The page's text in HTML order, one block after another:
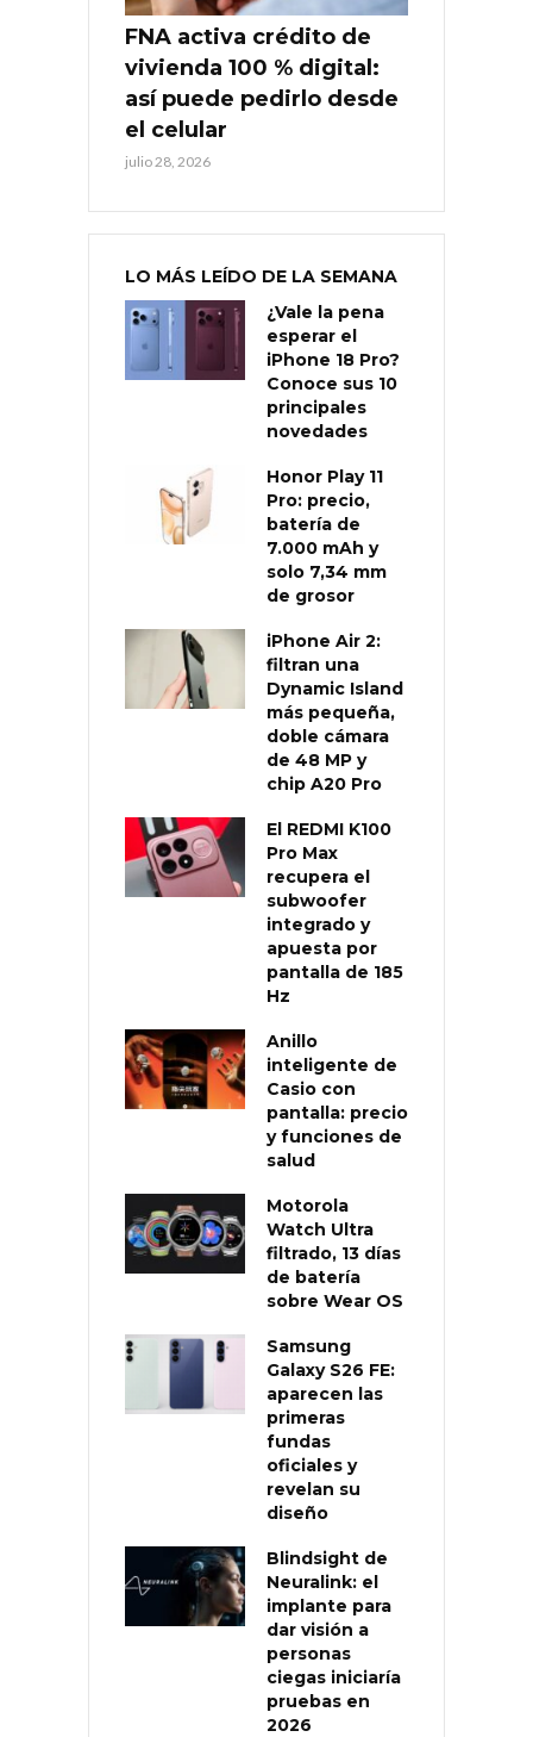
FNA activa crédito de
vivienda 100 % digital:
así puede pedirlo desde
el celular
julio 28, 2026
LO MÁS LEÍDO DE LA SEMANA
¿Vale la pena
esperar el
iPhone 18 Pro?
Conoce sus 10
principales
novedades
Honor Play 11
Pro: precio,
batería de
7.000 mAh y
solo 7,34 mm
de grosor
iPhone Air 2:
filtran una
Dynamic Island
más pequeña,
doble cámara
de 48 MP y
chip A20 Pro
El REDMI K100
Pro Max
recupera el
subwoofer
integrado y
apuesta por
pantalla de 185
Hz
Anillo
inteligente de
Casio con
pantalla: precio
y funciones de
salud
Motorola
Watch Ultra
filtrado, 13 días
de batería
sobre Wear OS
Samsung
Galaxy S26 FE:
aparecen las
primeras
fundas
oficiales y
revelan su
diseño
Blindsight de
Neuralink: el
implante para
dar visión a
personas
ciegas iniciaría
pruebas en
2026